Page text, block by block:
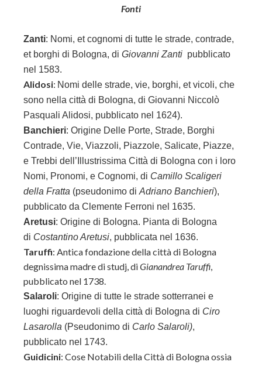
Fonti
Zanti: Nomi, et cognomi di tutte le strade, contrade,
et borghi di Bologna, di Giovanni Zanti pubblicato
nel 1583.
Alidosi: Nomi delle strade, vie, borghi, et vicoli, che
sono nella città di Bologna, di Giovanni Niccolò
Pasquali Alidosi, pubblicato nel 1624).
Banchieri: Origine Delle Porte, Strade, Borghi
Contrade, Vie, Viazzoli, Piazzole, Salicate, Piazze,
e Trebbi dell’Illustrissima Città di Bologna con i loro
Nomi, Pronomi, e Cognomi, di Camillo Scaligeri
della Fratta (pseudonimo di Adriano Banchieri),
pubblicato da Clemente Ferroni nel 1635.
Aretusi: Origine di Bologna. Pianta di Bologna
di Costantino Aretusi, pubblicata nel 1636.
Taruffi: Antica fondazione della città di Bologna
degnissima madre di studj, diGianandrea Taruffi,
pubblicato nel 1738.
Salaroli: Origine di tutte le strade sotterranei e
luoghi riguardevoli della città di Bologna di Ciro
Lasarolla (Pseudonimo di Carlo Salaroli),
pubblicato nel 1743.
Guidicini: Cose Notabili della Città di Bologna ossia